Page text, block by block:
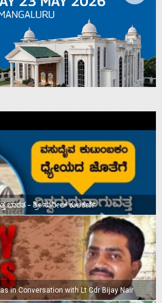
ಭಾರತ – ಶ್ರೀ ಸುನೀಲ್‌ ಕುಲಕರ್ಣಿ
in Conversation with Lt Cdr Bijay Nair